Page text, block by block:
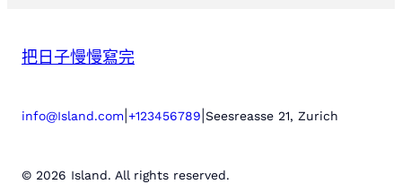
把日子慢慢寫完
info@Island.com +123456789 Seesreasse 21, Zurich
© 2026 Island. All rights reserved.